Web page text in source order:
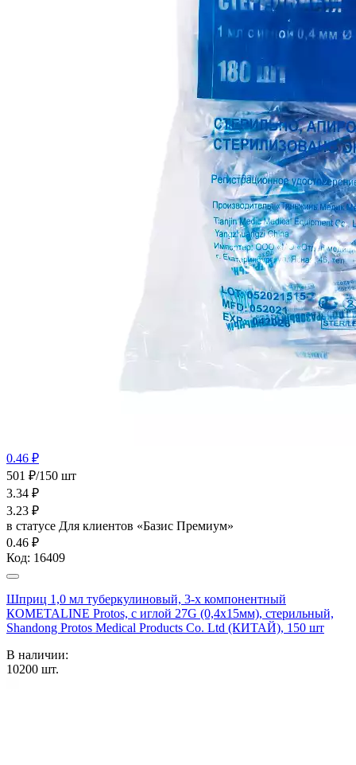
0.46 ₽
501 ₽/150 шт
3.34 ₽
3.23 ₽
в статусе Для клиентов «Базис Премиум»
0.46 ₽
Код: 16409
Шприц 1,0 мл туберкулиновый, 3-х компонентный
КОМЕТАLINE Protos, c иглой 27G (0,4х15мм), стерильный,
Shandong Protos Medical Products Co. Ltd (КИТАЙ), 150 шт
В наличии:
10200 шт.